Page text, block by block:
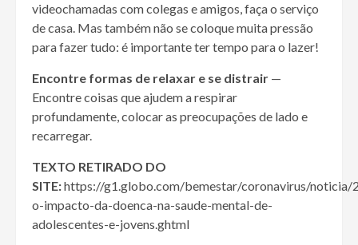
videochamadas com colegas e amigos, faça o serviço
de casa. Mas também não se coloque muita pressão
para fazer tudo: é importante ter tempo para o lazer!
Encontre formas de relaxar e se distrair —
Encontre coisas que ajudem a respirar
profundamente, colocar as preocupações de lado e
recarregar.
TEXTO RETIRADO DO
SITE:https://g1.globo.com/bemestar/coronavirus/
o-impacto-da-doenca-na-saude-mental-de-
adolescentes-e-jovens.ghtml